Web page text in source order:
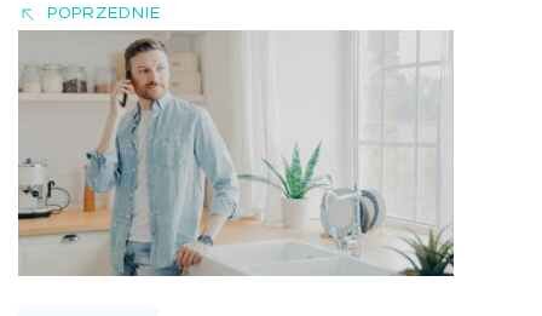
POPRZEDNIE